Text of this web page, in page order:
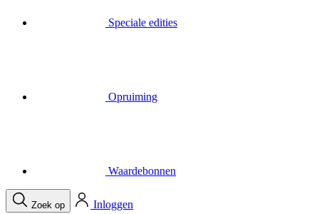
Je mandje is leeg
Menu Sluit
Bel